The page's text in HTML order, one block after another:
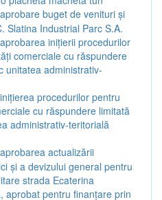
buget de venituri și
Slatina Industrial Parc S.A.
inițierii procedurilor
comerciale cu răspundere
unitatea administrativ-
procedurilor pentru
cu răspundere limitată
administrativ-teritorială
actualizării
și a devizului general pentru
strada Ecaterina
aprobat pentru finanțare prin